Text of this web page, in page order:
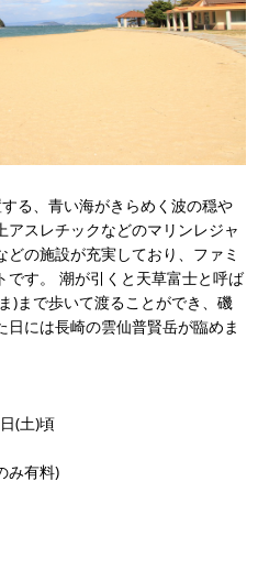
る、青い海がきらめく波の穏や
スレチックなどのマリンレジャ
の施設が充実しており、ファミ
です。 潮が引くと天草富士と呼ば
)まで歩いて渡ることができ、磯
には長崎の雲仙普賢岳が臨めま
(土)頃
み有料)